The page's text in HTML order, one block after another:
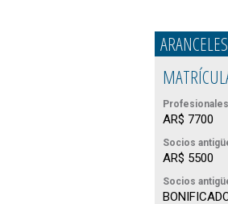
AR$ 7700
Socios
AR$ 5500
Socios